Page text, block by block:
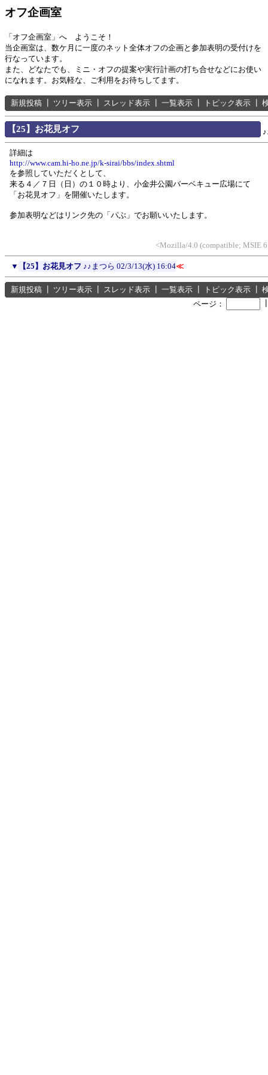
オフ企画室
「オフ企画室」へ ようこそ！
当企画室は、数ケ月に一度のネット全体オフの企画と参加表明の受付けを
行なっています。
また、どなたでも、ミニ・オフの提案や実行計画の打ち合せなどにお使い
になれます。お気軽な、ご利用をお待ちしてます。
新規投稿 ツリー表示 スレッド表示 一覧表示 トピック表示
【25】お花見オフ
詳細は
http://www.cam.hi-ho.ne.jp/k-sirai/bbs/index.shtml
を参照していただくとして、
来る４／７日（日）の１０時より、小金井公園バーベキュー広場にて
「お花見オフ」を開催いたします。
参加表明などはリンク先の「パぶ」でお願いいたします。
<Mozilla/4.0 (compatible; MSIE
▼ 【25】お花見オフ ♪♪まつら 02/3/13(水) 16:04≪
新規投稿 ツリー表示 スレッド表示 一覧表示 トピック表示
ページ：